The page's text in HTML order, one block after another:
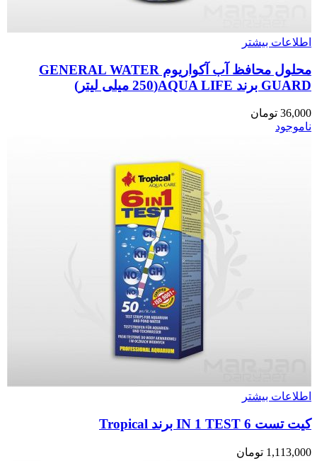
اطلاعات بیشتر
محلول محافظ آب آکواریوم GENERAL WATER
GUARD برند AQUA LIFE(250 میلی لیتر)
36,000 تومان
ناموجود
اطلاعات بیشتر
کیت تست 6 IN 1 TEST برند Tropical
1,113,000 تومان